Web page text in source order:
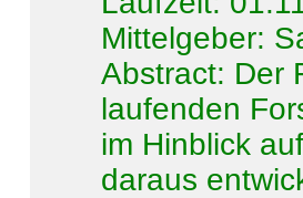
Mittelgeber:
Abstract: Der
laufenden
im Hinblick
daraus